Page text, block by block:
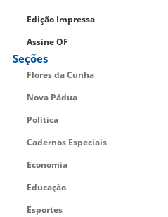
Edição Impressa
Assine OF
Seções
Flores da Cunha
Nova Pádua
Política
Cadernos Especiais
Economia
Educação
Esportes